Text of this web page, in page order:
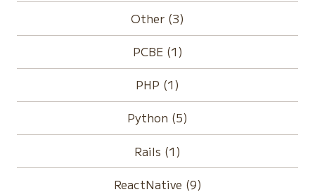
Other (3)
PCBE (1)
PHP (1)
Python (5)
Rails (1)
ReactNative (9)